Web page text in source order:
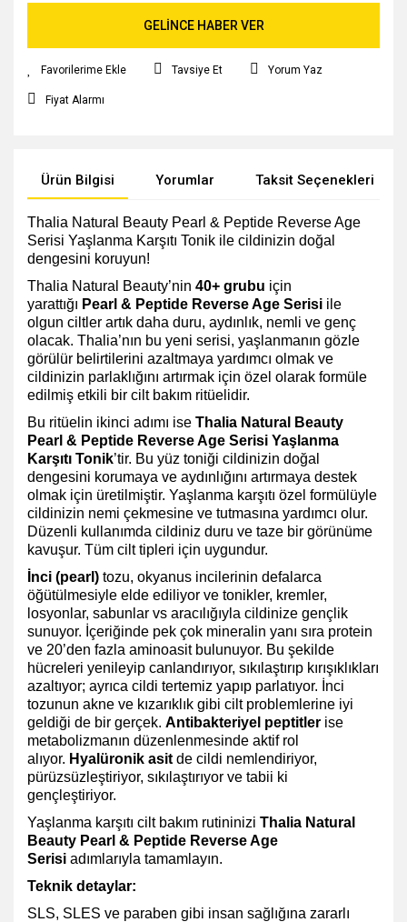
GELİNCE HABER VER
Tavsiye Et Yorum Yaz
Fiyat Alarmı
Ürün Bilgisi Yorumlar Taksit Seçenekleri
Thalia Natural Beauty Pearl & Peptide Reverse Age
Serisi Yaşlanma Karşıtı Tonik ile cildinizin doğal
dengesini koruyun!
Thalia Natural Beauty’nin 40+ grubu için
yarattığı Pearl & Peptide Reverse Age Serisi ile
olgun ciltler artık daha duru, aydınlık, nemli ve genç
olacak. Thalia’nın bu yeni serisi, yaşlanmanın gözle
görülür belirtilerini azaltmaya yardımcı olmak ve
cildinizin parlaklığını artırmak için özel olarak formüle
edilmiş etkili bir cilt bakım ritüelidir.
Bu ritüelin ikinci adımı ise Thalia Natural Beauty
Pearl & Peptide Reverse Age Serisi Yaşlanma
Karşıtı Tonik’tir. Bu yüz toniği cildinizin doğal
dengesini korumaya ve aydınlığını artırmaya destek
olmak için üretilmiştir. Yaşlanma karşıtı özel formülüyle
cildinizin nemi çekmesine ve tutmasına yardımcı olur.
Düzenli kullanımda cildiniz duru ve taze bir görünüme
kavuşur. Tüm cilt tipleri için uygundur.
İnci (pearl) tozu, okyanus incilerinin defalarca
öğütülmesiyle elde ediliyor ve tonikler, kremler,
losyonlar, sabunlar vs aracılığıyla cildinize gençlik
sunuyor. İçeriğinde pek çok mineralin yanı sıra protein
ve 20’den fazla aminoasit bulunuyor. Bu şekilde
hücreleri yenileyip canlandırıyor, sıkılaştırıp kırışıklıkları
azaltıyor; ayrıca cildi tertemiz yapıp parlatıyor. İnci
tozunun akne ve kızarıklık gibi cilt problemlerine iyi
geldiği de bir gerçek. Antibakteriyel peptitler ise
metabolizmanın düzenlenmesinde aktif rol
alıyor. Hyalüronik asit de cildi nemlendiriyor,
pürüzsüzleştiriyor, sıkılaştırıyor ve tabii ki
gençleştiriyor.
Yaşlanma karşıtı cilt bakım rutininizi Thalia Natural
Beauty Pearl & Peptide Reverse Age
Serisi adımlarıyla tamamlayın.
Teknik detaylar:
SLS, SLES ve paraben gibi insan sağlığına zararlı